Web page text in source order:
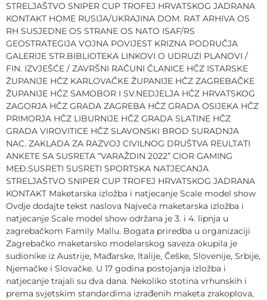
STRELJAŠTVO SNIPER CUP TROFEJ HRVATSKOG JADRANA
KONTAKT HOME RUSIJA/UKRAJINA DOM. RAT ARHIVA OS
RH SUSJEDNE OS STRANE OS NATO ISAF/RS
GEOSTRATEGIJA VOJNA POVIJEST KRIZNA PODRUČJA
GALERIJE STR.BIBLIOTEKA LINKOVI O UDRUZI PLANOVI /
FIN. IZVJEŠĆE / ZAVRŠNI RAČUNI ČLANICE HČZ ISTARSKE
ŽUPANIJE HČZ KARLOVAČKE ŽUPANIJE HČZ ZAGREBAČKE
ŽUPANIJE HČZ SAMOBOR I SV.NEDJELJA HČZ HRVATSKOG
ZAGORJA HČZ GRADA ZAGREBA HČZ GRADA OSIJEKA HČZ
PRIMORJA HČZ LIBURNIJE HČZ GRADA SLATINE HČZ
GRADA VIROVITICE HČZ SLAVONSKI BROD SURADNJA
NAC. ZAKLADA ZA RAZVOJ CIVILNOG DRUŠTVA REULTATI
ANKETE SA SUSRETA “VARAŽDIN 2022” CIOR GAMING
MEĐ.SUSRETI SUSRETI SPORTSKA NATJECANJA
STRELJAŠTVO SNIPER CUP TROFEJ HRVATSKOG JADRANA
KONTAKT Maketarska izložba i natjecanje Scale model show
Ovdje dodajte tekst naslova Najveća maketarska izložba i
natjecanje Scale model show održana je 3. i 4. lipnja u
zagrebačkom Family Mallu. Bogata priredba u organizaciji
Zagrebačko maketarsko modelarskog saveza okupila je
sudionike iz Austrije, Mađarske, Italije, Češke, Slovenije, Srbije,
Njemačke i Slovačke. U 17 godina postojanja izložba i
natjecanje trajali su dva dana. Nekoliko stotina vrhunskih i
prema svjetskim standardima izrađenih maketa zrakoplova,